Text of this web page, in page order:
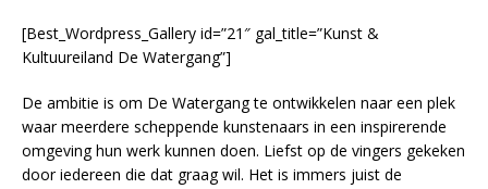
[Best_Wordpress_Gallery id=”21″ gal_title=”Kunst &
Kultuureiland De Watergang”]
De ambitie is om De Watergang te ontwikkelen naar een plek
waar meerdere scheppende kunstenaars in een inspirerende
omgeving hun werk kunnen doen. Liefst op de vingers gekeken
door iedereen die dat graag wil. Het is immers juist de